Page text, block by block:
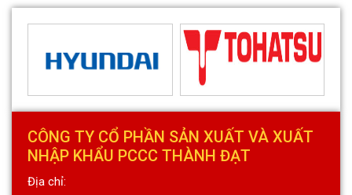
CÔNG TY CỔ PHẦN SẢN XUẤT VÀ XUẤT
NHẬP KHẨU PCCC THÀNH ĐẠT
Địa chỉ: